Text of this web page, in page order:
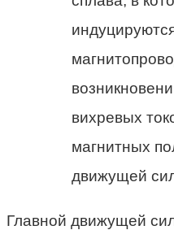
вихревых
магнитных
движущей
Главной движущей